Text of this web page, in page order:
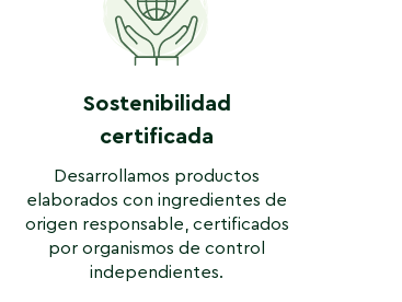
Sostenibilidad
certificada
Desarrollamos productos
elaborados con ingredientes de
origen responsable, certificados
por organismos de control
independientes.